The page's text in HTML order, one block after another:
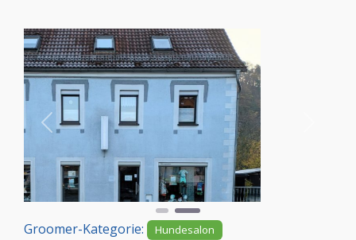
Vorheriges
Groomer-Kategorie: Hundesalon